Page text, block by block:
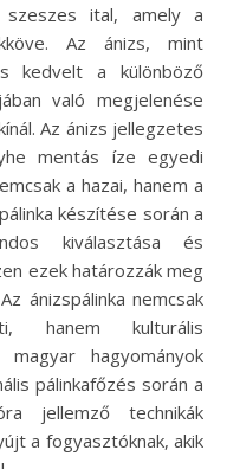
Az ánizs, mint
kedvelt a különböző
való megjelenése
Az ánizs jellegzetes
mentás íze egyedi
a hazai, hanem a
készítése során a
kiválasztása és
ezek határozzák meg
ánizspálinka nemcsak
hanem kulturális
hagyományok
pálinkafőzés során a
jellemző technikák
a fogyasztóknak, akik